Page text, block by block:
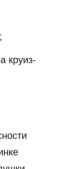
круиз-